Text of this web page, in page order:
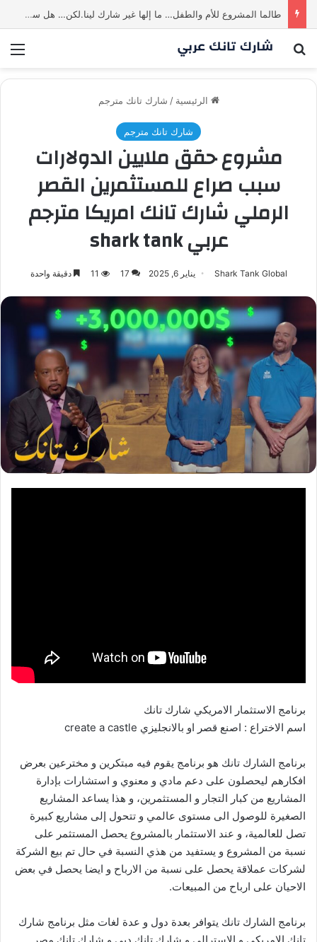
طالما المشروع للأم والطفل… ما إلها غير شارك لينا.لكن… هل ستقدم عرضًا؟ | شارك تانك العراق
بحث عن
الرئيسية / شارك تانك مترجم
شارك تانك مترجم
مشروع حقق ملايين الدولارات
سبب صراع للمستثمرين القصر
الرملي شارك تانك امريكا مترجم
عربي shark tank
Shark Tank Global يناير 6, 2025 17
11 دقيقة واحدة
برنامج الاستثمار الامريكي شارك تانك
اسم الاختراع : اصنع قصر او بالانجليزي create a castle
برنامج الشارك تانك هو برنامج يقوم فيه مبتكرين و مخترعين بعرض
افكارهم ليحصلون على دعم مادي و معنوي و استشارات بإدارة
المشاريع من كبار التجار و المستثمرين، و هذا يساعد المشاريع
الصغيرة للوصول الى مستوى عالمي و تتحول إلى مشاريع كبيرة
تصل للعالمية، و عند الاستثمار بالمشروع يحصل المستثمر على
نسبة من المشروع و يستفيد من هذي النسبة في حال تم بيع الشركة
لشركات عملاقة يحصل على نسبة من الارباح و ايضا يحصل في بعض
الاحيان على ارباح من المبيعات.
برنامج الشارك تانك يتوافر بعدة دول و عدة لغات مثل برنامج شارك